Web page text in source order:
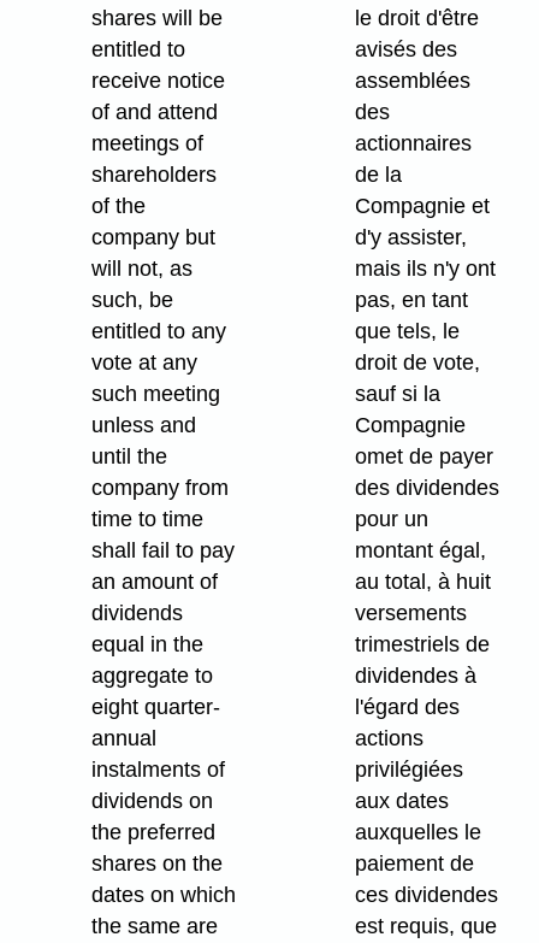
shares will be
entitled to
receive notice
of and attend
meetings of
shareholders
of the
company but
will not, as
such, be
entitled to any
vote at any
such meeting
unless and
until the
company from
time to time
shall fail to pay
an amount of
dividends
equal in the
aggregate to
eight quarter-
annual
instalments of
dividends on
the preferred
shares on the
dates on which
the same are
le droit d'être
avisés des
assemblées
des
actionnaires
de la
Compagnie et
d'y assister,
mais ils n'y ont
pas, en tant
que tels, le
droit de vote,
sauf si la
Compagnie
omet de payer
des dividendes
pour un
montant égal,
au total, à huit
versements
trimestriels de
dividendes à
l'égard des
actions
privilégiées
aux dates
auxquelles le
paiement de
ces dividendes
est requis, que